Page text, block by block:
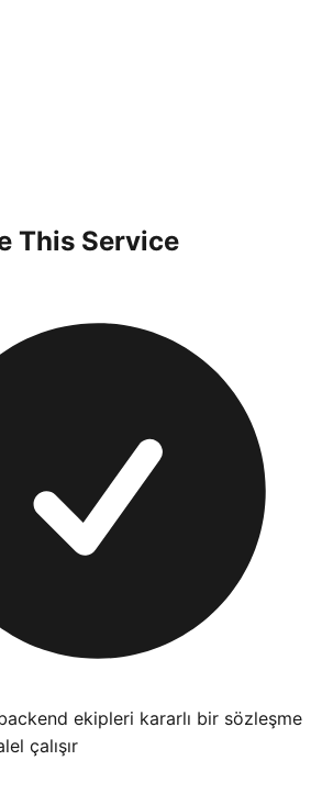
This Service
ekipleri kararlı bir sözleşme
çalışır